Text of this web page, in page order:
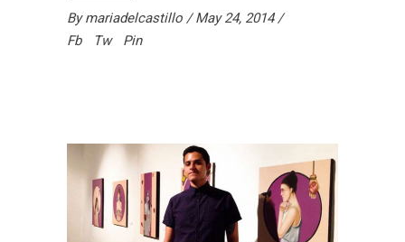
Bymariadelcastillo
May 24, 2014
Fb
Tw Pin